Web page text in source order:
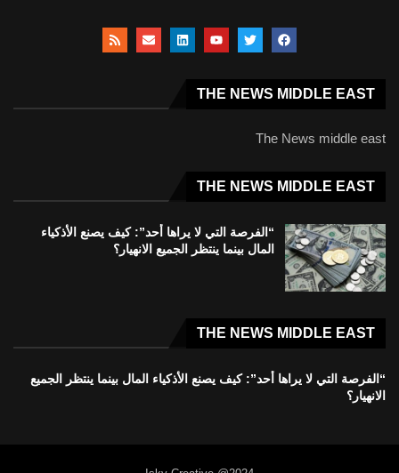
THE NEWS MIDDLE EAST
The News middle east
THE NEWS MIDDLE EAST
“الفرصة التي لا يراها أحد”: كيف يصنع الأذكياء
المال بينما ينتظر الجميع الانهيار؟
THE NEWS MIDDLE EAST
“الفرصة التي لا يراها أحد”: كيف يصنع الأذكياء المال بينما ينتظر الجميع
الانهيار؟